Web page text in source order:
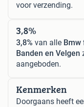
voor verzending.
3,8%
3,8% van alle Bmw
Banden en Velgen
aangeboden.
Kenmerken
Doorgaans heeft